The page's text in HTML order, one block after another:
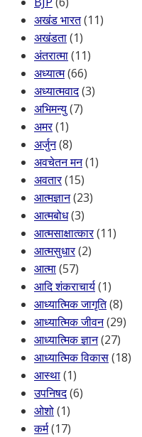
अखंड भारत(11)
अखंडता(1)
अंतरात्मा(11)
अध्यात्म(66)
अध्यात्मवाद(3)
अभिमन्यु(7)
अमर(1)
अर्जुन(8)
अवचेतन मन(1)
अवतार(15)
आत्मज्ञान(23)
आत्मबोध(3)
आत्मसाक्षात्कार(11)
आत्मसुधार(2)
आत्मा(57)
आदि शंकराचार्य(1)
आध्यात्मिक जागृति(8)
आध्यात्मिक जीवन(29)
आध्यात्मिक ज्ञान(27)
आध्यात्मिक विकास(18)
आस्था(1)
उपनिषद(6)
ओशो(1)
कर्म(17)